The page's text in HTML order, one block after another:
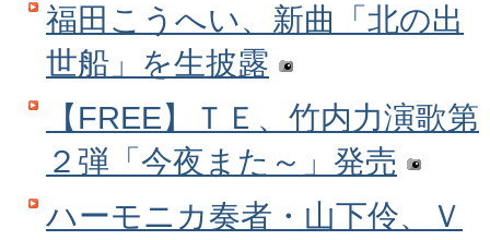
福田こうへい、新曲「北の出
世船」を生披露
【FREE】ＴＥ、竹内力演歌第
２弾「今夜また～」発売
ハーモニカ奏者・山下伶、Ｖ